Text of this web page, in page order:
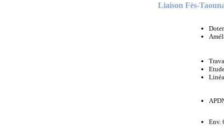
Liaison Fès-
Env.